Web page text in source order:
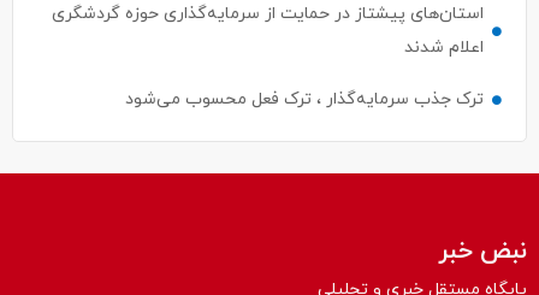
استان‌های پیشتاز در حمایت از سرمایه‌گذاری حوزه گردشگری
اعلام شدند
ترک جذب سرمایه‌گذار ، ترک فعل محسوب می‌شود
نبض خبر
پایگاه مستقل خبری و تحلیلی